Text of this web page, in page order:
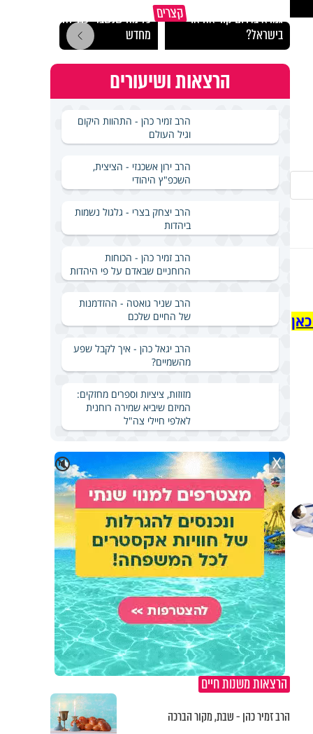
קצרים גמרא בדרום קוריאה או
בישראל?
כל מה שנשבר יכול להיבנות
מחדש
הרצאות ושיעורים
הרב זמיר כהן - התהוות היקום
וגיל העולם
הרב ירון אשכנזי - הציצית,
השכפ"ץ היהודי
הרב יצחק בצרי - גלגול נשמות
ביהדות
הרב זמיר כהן - הכוחות
הרוחניים שבאדם על פי היהדות
הרב שניר גואטה - ההזדמנות
של החיים שלכם
הרב יגאל כהן - איך לקבל שפע
מהשמיים?
מזוזות, ציציות וספרים מחזקים:
המיזם שיביא שמירה רוחנית
לאלפי חיילי צה"ל
🔇 X
הרצאות משנות חיים
הרב זמיר כהן - שבת, מקור הברכה